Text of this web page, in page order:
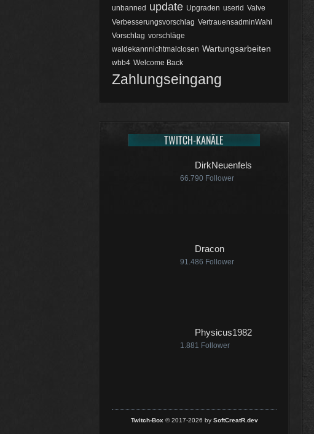
unbanned update Upgraden userid Valve
Verbesserungsvorschlag VertrauensadminWahl
Vorschlag vorschläge
waldekannnichtmalclosen Wartungsarbeiten
wbb4 Welcome Back
Zahlungseingang
TWITCH-KANÄLE
DirkNeuenfels
66.790 Follower
Dracon
91.486 Follower
Physicus1982
1.881 Follower
Twitch-Box © 2017-2026 by SoftCreatR.dev